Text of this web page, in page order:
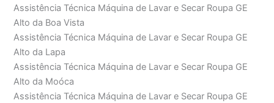
Assistência Técnica Máquina de Lavar e Secar Roupa GE
Alto da Boa Vista
Assistência Técnica Máquina de Lavar e Secar Roupa GE
Alto da Lapa
Assistência Técnica Máquina de Lavar e Secar Roupa GE
Alto da Moóca
Assistência Técnica Máquina de Lavar e Secar Roupa GE